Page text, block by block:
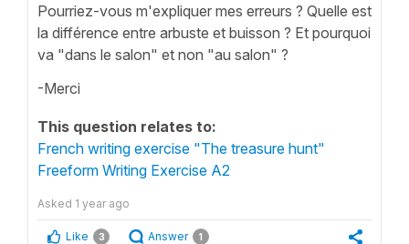
Pourriez-vous m'expliquer mes erreurs ? Quelle est
la différence entre arbuste et buisson ? Et pourquoi
va "dans le salon" et non "au salon" ?
-Merci
This question relates to:
French writing exercise "The treasure hunt"
Freeform Writing Exercise A2
Asked 1 year ago
Like 3 Answer 1